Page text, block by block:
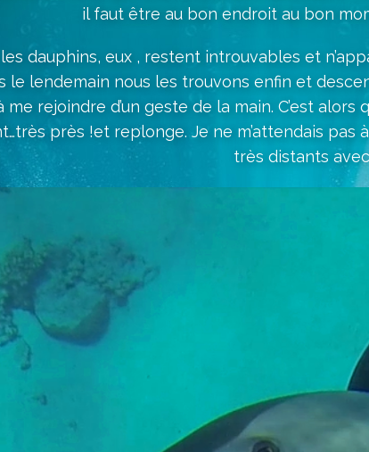
il faut être au bon endroit au bon
dauphins, eux , restent introuvables et
le lendemain nous les trouvons enfin et
me rejoindre d’un geste de la main. C’est
près !et replonge. Je ne m’attendais
très distants